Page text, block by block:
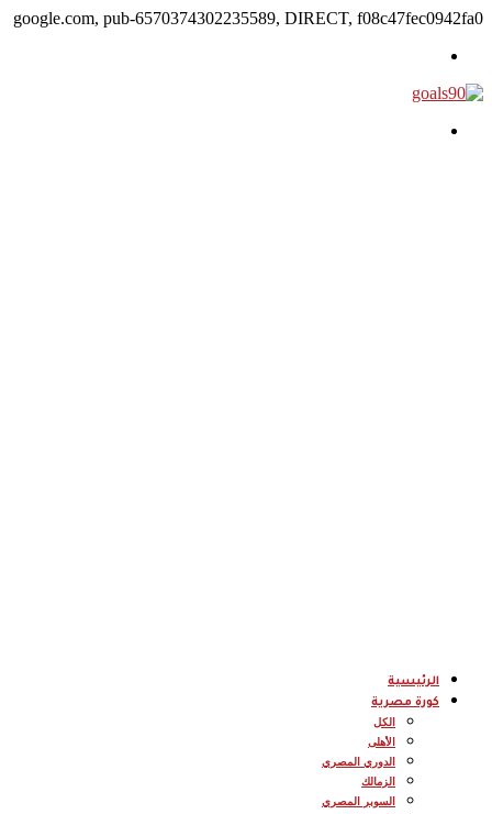
google.com, pub-6570374302235589, DIRECT, f08c47fec0942fa0
الرئيسية
كورة مصرية
الكل
الأهلى
الدوري المصري
الزمالك
السوبر المصري